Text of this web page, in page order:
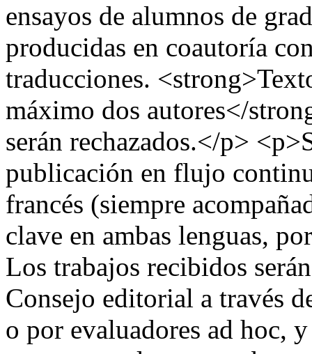
ensayos de alumnos de
producidas en coautoría
traducciones.
máximo dos autores</
serán rechazados.</p>
publicación en flujo
francés (siempre
clave en ambas lenguas,
Los trabajos recibidos
Consejo editorial a través
o por evaluadores ad hoc,